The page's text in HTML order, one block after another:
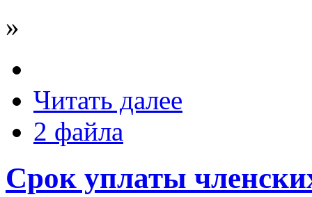
»
Читать далее
2 файла
Срок уплаты